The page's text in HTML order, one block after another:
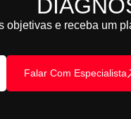
objetivas e receba um
Falar Com Especialista